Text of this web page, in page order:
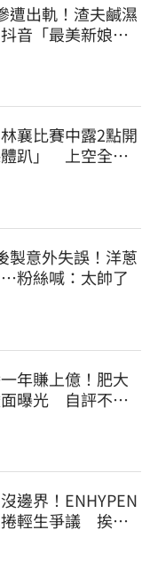
遭出軌！渣夫鹹濕
音「最美新娘」
襄比賽中露2點開
體趴」 上空全裸
製意外失誤！洋蔥
粉絲喊：太帥了
年賺上億！肥大
曝光 自評不及
邊界！ENHYPEN
捲輕生爭議 挨